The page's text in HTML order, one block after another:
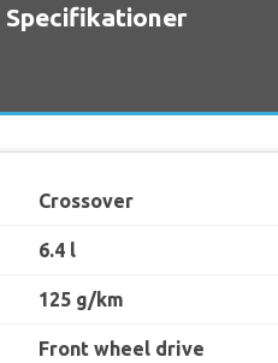
Specifikationer
Crossover
6.4 l
125 g/km
Front wheel drive